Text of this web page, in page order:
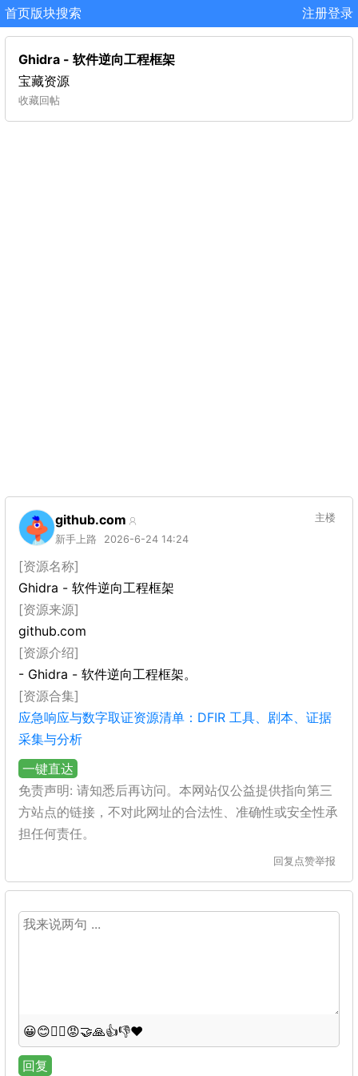
首页版块搜索 注册登录
Ghidra - 软件逆向工程框架
宝藏资源
收藏回帖
github.com
新手上路 2026-6-24 14:24
主楼
[资源名称]
Ghidra - 软件逆向工程框架
[资源来源]
github.com
[资源介绍]
- Ghidra - 软件逆向工程框架。
[资源合集]
应急响应与数字取证资源清单：DFIR 工具、剧本、证据
采集与分析
一键直达
免责声明: 请知悉后再访问。本网站仅公益提供指向第三
方站点的链接，不对此网址的合法性、准确性或安全性承
担任何责任。
回复 点赞举报
😀😊😵‍💫😡🤝🙏👍👎❤️
回复